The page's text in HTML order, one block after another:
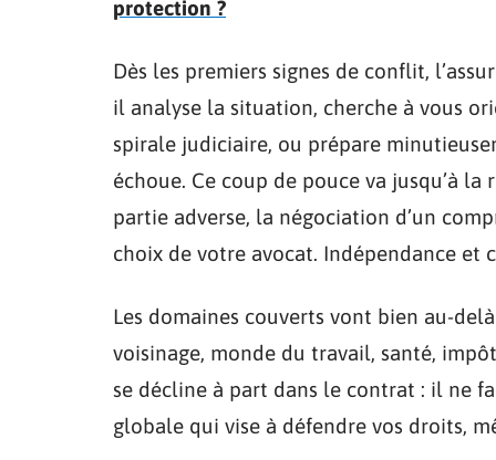
protection ?
Dès les premiers signes de conflit,
il analyse la situation, cherche à vous
spirale judiciaire, ou prépare
échoue. Ce coup de pouce va jusqu’à
partie adverse, la négociation d’un
choix de votre avocat. Indépendance et
Les domaines couverts vont bien au-
voisinage, monde du travail, santé,
se décline à part dans le contrat : il ne
globale qui vise à défendre vos droits,